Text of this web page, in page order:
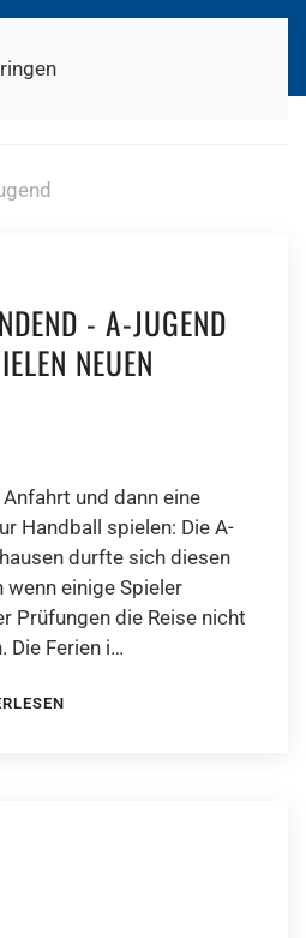
- A-JUGEND
NEUEN
und dann eine
Handball spielen: Die A-
durfte sich diesen
wenn einige Spieler
Prüfungen die Reise nicht
Die Ferien i…